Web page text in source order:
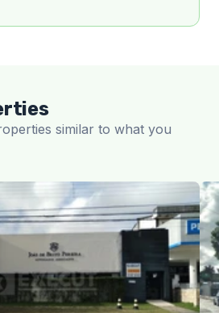
similar to what you